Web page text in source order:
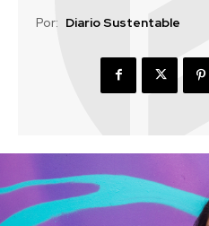
Por: Diario Sustentable